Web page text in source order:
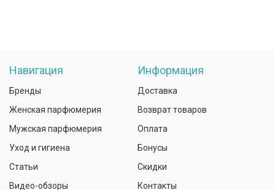
Навигация
Бренды
Женская парфюмерия
Мужская парфюмерия
Уход и гигиена
Статьи
Видео-обзоры
Информация
Доставка
Возврат товаров
Оплата
Бонусы
Скидки
Контакты